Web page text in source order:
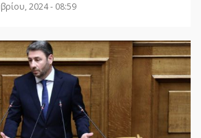
2024 - 08:59